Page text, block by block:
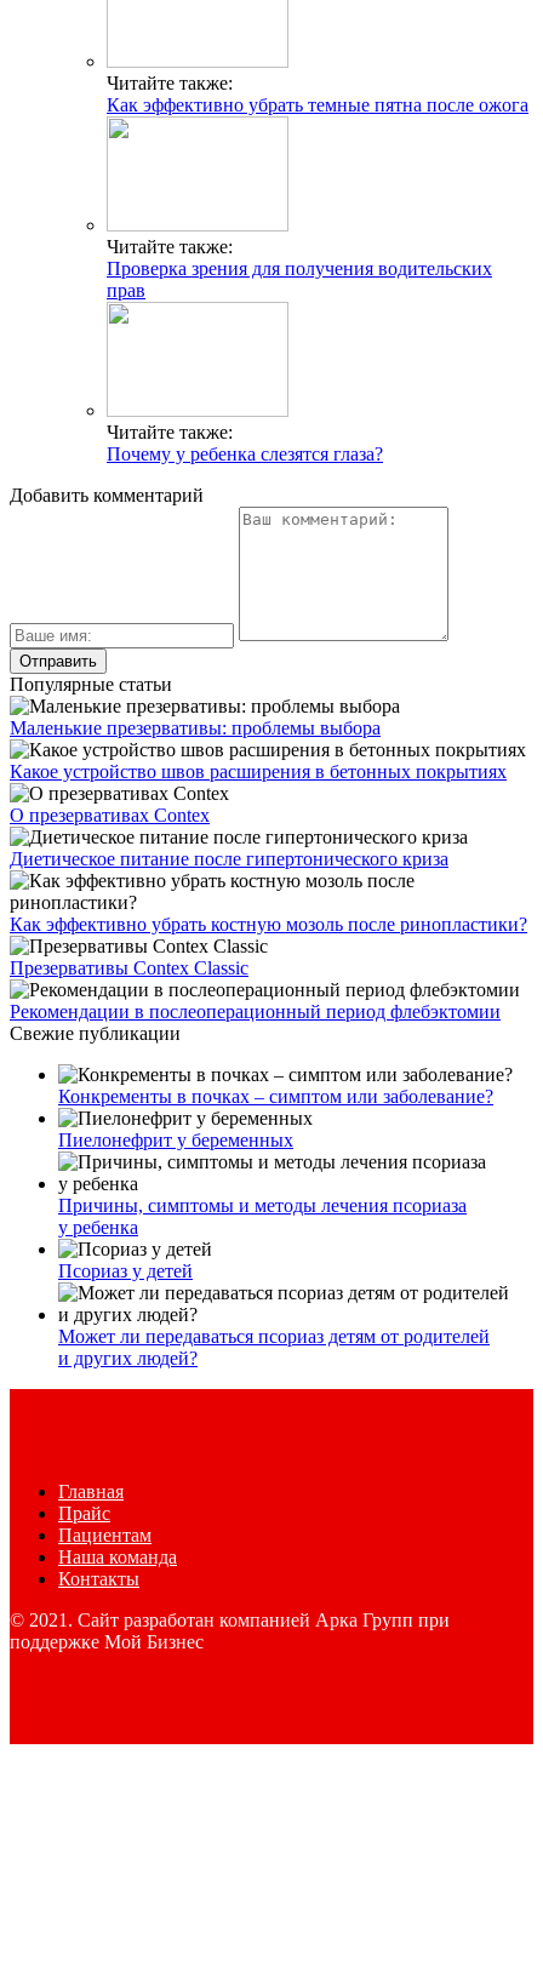
Читайте также:
Как эффективно убрать темные пятна после ожога
Читайте также:
Проверка зрения для получения водительских
прав
Читайте также:
Почему у ребенка слезятся глаза?
Добавить комментарий
Популярные статьи
Маленькие презервативы: проблемы выбора
Какое устройство швов расширения в бетонных покрытиях
О презервативах Contex
Диетическое питание после гипертонического криза
Как эффективно убрать костную мозоль после ринопластики?
Презервативы Contex Classic
Рекомендации в послеоперационный период флебэктомии
Свежие публикации
Конкременты в почках – симптом или заболевание?
Пиелонефрит у беременных
Причины, симптомы и методы лечения псориаза
у ребенка
Псориаз у детей
Может ли передаваться псориаз детям от родителей
и других людей?
Главная
Прайс
Пациентам
Наша команда
Контакты
© 2021. Сайт разработан компанией Арка Групп при
поддержке Мой Бизнес